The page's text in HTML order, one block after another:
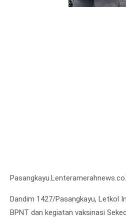
Dandim 1427/Pasangkayu, Letkol
BPNT dan kegiatan vaksinasi